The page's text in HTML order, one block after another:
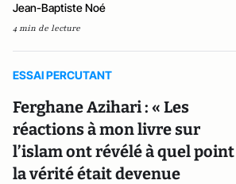
Jean-Baptiste Noé
4 min de lecture
ESSAI PERCUTANT
Ferghane Azihari : « Les
réactions à mon livre sur
l’islam ont révélé à quel point
la vérité était devenue